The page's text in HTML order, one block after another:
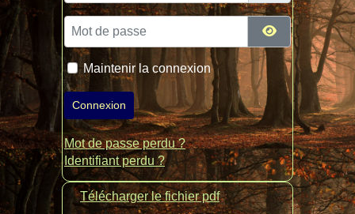
Mot de passe
Afficher le
Maintenir la connexion
Connexion
Mot de passe perdu ?
Identifiant perdu ?
Télécharger le fichier pdf